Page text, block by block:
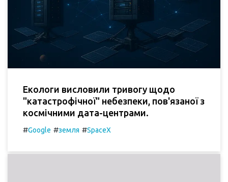
Екологи висловили тривогу щодо
"катастрофічної" небезпеки, пов'язаної з
космічними дата-центрами.
#Google #земля #SpaceX